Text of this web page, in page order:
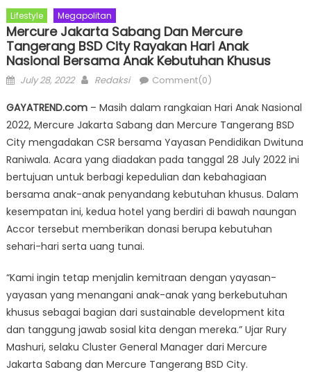
Lifestyle Megapolitan
Mercure Jakarta Sabang Dan Mercure
Tangerang BSD City Rayakan Hari Anak
Nasional Bersama Anak Kebutuhan Khusus
Posted
July 28, 2022 Author
Redaksi Comment(0)
GAYATREND.com– Masih dalam rangkaian Hari Anak Nasional
2022, Mercure Jakarta Sabang dan Mercure Tangerang BSD
City mengadakan CSR bersama Yayasan Pendidikan Dwituna
Raniwala. Acara yang diadakan pada tanggal 28 July 2022 ini
bertujuan untuk berbagi kepedulian dan kebahagiaan
bersama anak-anak penyandang kebutuhan khusus. Dalam
kesempatan ini, kedua hotel yang berdiri di bawah naungan
Accor tersebut memberikan donasi berupa kebutuhan
sehari-hari serta uang tunai.
“Kami ingin tetap menjalin kemitraan dengan yayasan-
yayasan yang menangani anak-anak yang berkebutuhan
khusus sebagai bagian dari sustainable development kita
dan tanggung jawab sosial kita dengan mereka.” Ujar Rury
Mashuri, selaku Cluster General Manager dari Mercure
Jakarta Sabang dan Mercure Tangerang BSD City.